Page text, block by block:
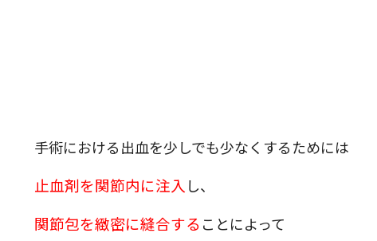
手術における出血を少しでも少なくするためには
止血剤を関節内に注入 し、
関節包を緻密に縫合する ことによって